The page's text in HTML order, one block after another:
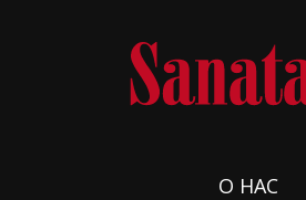
О НАС